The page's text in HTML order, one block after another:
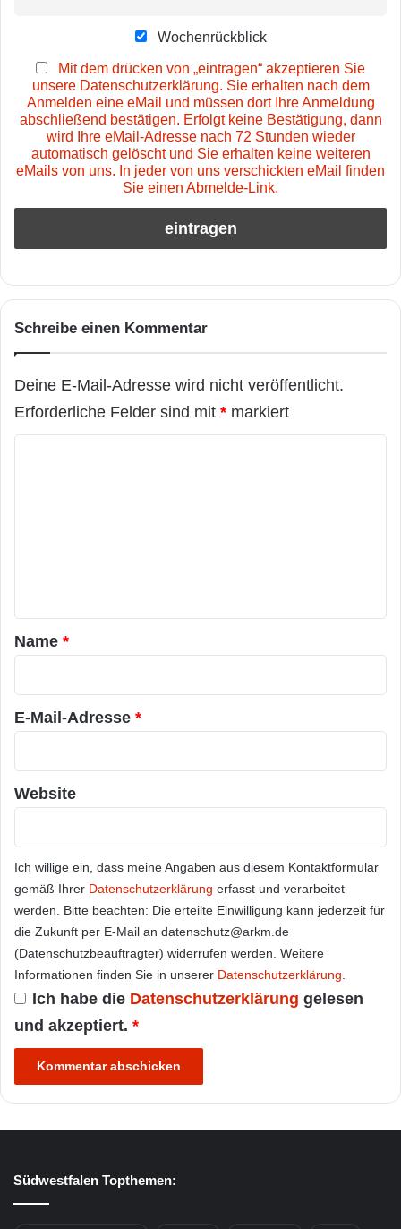
Wochenrückblick
Mit dem drücken von „eintragen“ akzeptieren Sie
unsere Datenschutzerklärung. Sie erhalten nach dem
Anmelden eine eMail und müssen dort Ihre Anmeldung
abschließend bestätigen. Erfolgt keine Bestätigung, dann
wird Ihre eMail-Adresse nach 72 Stunden wieder
automatisch gelöscht und Sie erhalten keine weiteren
eMails von uns. In jeder von uns verschickten eMail finden
Sie einen Abmelde-Link.
Schreibe einen Kommentar
Deine E-Mail-Adresse wird nicht veröffentlicht.
Erforderliche Felder sind mit * markiert
a
r
*
Name *
E-Mail-Adresse *
Website
Ich willige ein, dass meine Angaben aus diesem Kontaktformular
gemäß Ihrer Datenschutzerklärung erfasst und verarbeitet
werden. Bitte beachten: Die erteilte Einwilligung kann jederzeit für
die Zukunft per E-Mail an datenschutz@arkm.de
(Datenschutzbeauftragter) widerrufen werden. Weitere
Informationen finden Sie in unserer Datenschutzerklärung.
Ich habe die Datenschutzerklärung gelesen
und akzeptiert. *
Südwestfalen Topthemen: